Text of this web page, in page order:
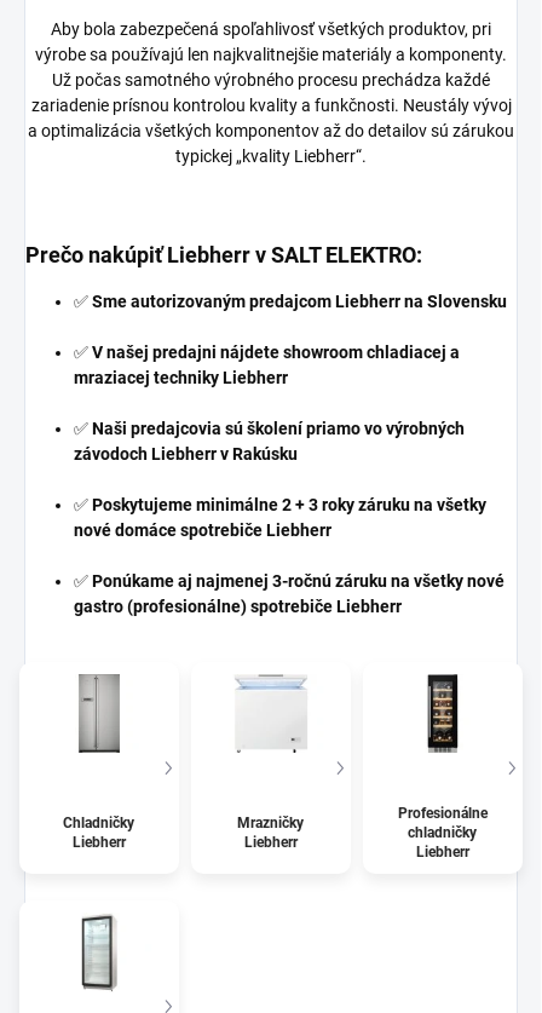
Aby bola zabezpečená spoľahlivosť všetkých produktov, pri
výrobe sa používajú len najkvalitnejšie materiály a komponenty.
Už počas samotného výrobného procesu prechádza každé
zariadenie prísnou kontrolou kvality a funkčnosti. Neustály vývoj
a optimalizácia všetkých komponentov až do detailov sú zárukou
typickej „kvality Liebherr“.
Prečo nakúpiť Liebherr vSALT ELEKTRO:
✅Sme autorizovaným predajcom Liebherr na Slovensku
✅V našej predajni nájdete showroom chladiacej a
mraziacej techniky Liebherr
✅Naši predajcovia sú školení priamo vo výrobných
závodoch Liebherr v Rakúsku
✅Poskytujeme minimálne 2 + 3 roky záruku na všetky
nové domáce spotrebiče Liebherr
✅Ponúkame aj najmenej 3-ročnú záruku na všetky nové
gastro (profesionálne) spotrebiče Liebherr
Chladničky
Liebherr
Mrazničky
Liebherr
Profesionálne
chladničky
Liebherr